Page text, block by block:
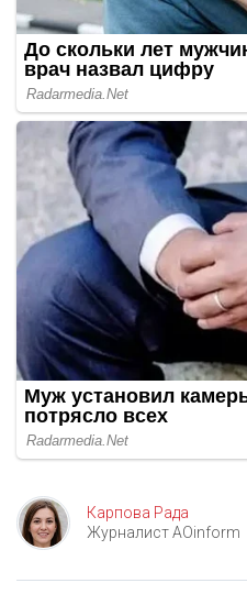
Карпова Рада
Журналист AOinform